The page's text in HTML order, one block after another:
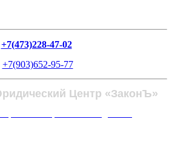
+7(473)228-47-02
+7(903)652-95-77
Центр «ЗаконЪ»